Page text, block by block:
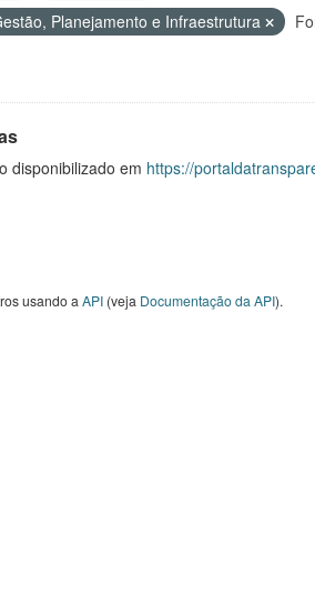
Planejamento e Infraestrutura
disponibilizado em https://
usando a API(veja Documentação da API).